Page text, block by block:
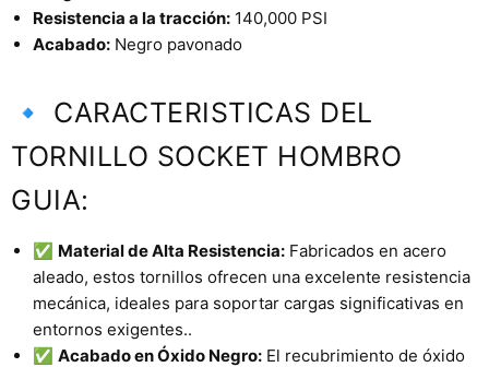
Resistencia a la tracción: 140,000 PSI
Acabado: Negro pavonado
🔹 CARACTERISTICAS DEL
TORNILLO SOCKET HOMBRO
GUIA:
✅ Material de Alta Resistencia: Fabricados en acero
aleado, estos tornillos ofrecen una excelente resistencia
mecánica, ideales para soportar cargas significativas en
entornos exigentes..
✅ Acabado en Óxido Negro: El recubrimiento de óxido